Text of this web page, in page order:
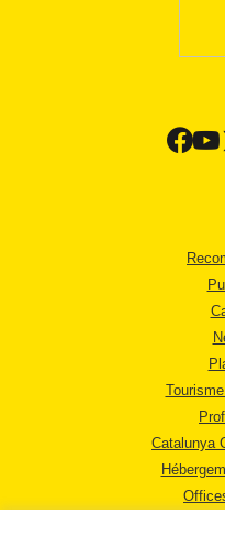
Catalunya